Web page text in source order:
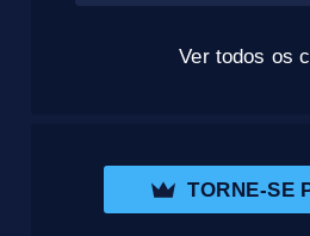
Ver todos os
TORNE-SE